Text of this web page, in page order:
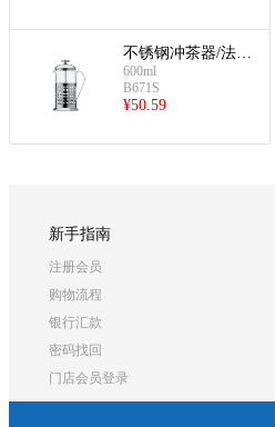
不锈钢冲茶器/法压
咖啡壶(窗式600ml)
600ml
B671S
¥50.59
新手指南
注册会员
购物流程
银行汇款
密码找回
门店会员登录